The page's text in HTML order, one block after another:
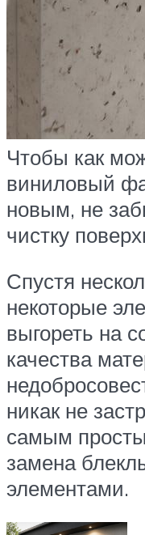
Чтобы как
виниловый
новым, не
чистку
Спустя
некоторые
выгореть на
качества
никак не
самым
замена
элементами.